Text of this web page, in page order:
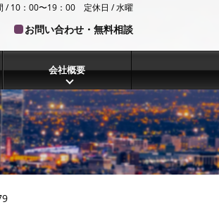
/ 10：00〜19：00 定休日 / 水曜
お問い合わせ・無料相談
会社概要